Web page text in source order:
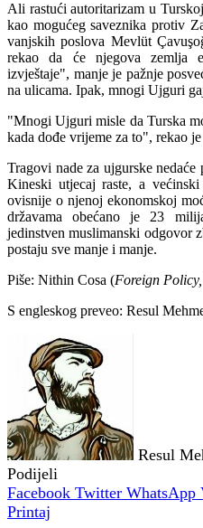
Ali rastući autoritarizam u
kao mogućeg saveznika protiv
vanjskih poslova Mevlüt
rekao da će njegova zemlja
izvještaje", manje je pažnje
na ulicama. Ipak, mnogi Ujguri
"Mnogi Ujguri misle da Turska
kada dođe vrijeme za to", rekao
Tragovi nade za ujgurske
Kineski utjecaj raste, a
ovisnije o njenoj ekonomskoj
državama obećano je 23
jedinstven muslimanski odgovor
postaju sve manje i manje.
Piše: Nithin Cosa (Foreign Policy,
S engleskog preveo: Resul
Resul
Podijeli
Facebook Twitter WhatsApp
Printaj